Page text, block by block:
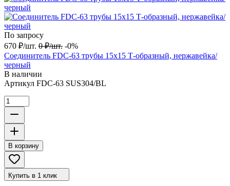
По запросу
670 ₽/шт. 0 ₽/шт. -0%
Соединитель FDC-63 трубы 15х15 Т-образный, нержавейка/
черный
В наличии
Артикул FDC-63 SUS304/BL
В корзину
Купить в 1 клик